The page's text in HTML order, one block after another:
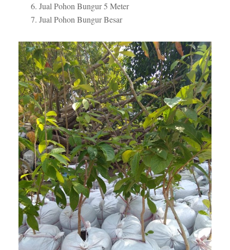
Jual Pohon Bungur 5 Meter
Jual Pohon Bungur Besar